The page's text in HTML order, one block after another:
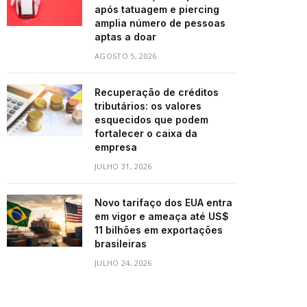
após tatuagem e piercing
amplia número de pessoas
aptas a doar
AGOSTO 5, 2026
Recuperação de créditos
tributários: os valores
esquecidos que podem
fortalecer o caixa da
empresa
JULHO 31, 2026
Novo tarifaço dos EUA entra
em vigor e ameaça até US$
11 bilhões em exportações
brasileiras
JULHO 24, 2026